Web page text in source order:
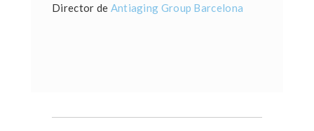
Director de Antiaging Group Barcelona